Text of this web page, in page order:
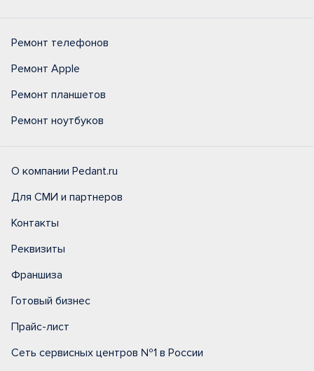
Ремонт телефонов
Ремонт Apple
Ремонт планшетов
Ремонт ноутбуков
О компании Pedant.ru
Для СМИ и партнеров
Контакты
Реквизиты
Франшиза
Готовый бизнес
Прайс-лист
Сеть сервисных центров №1 в России